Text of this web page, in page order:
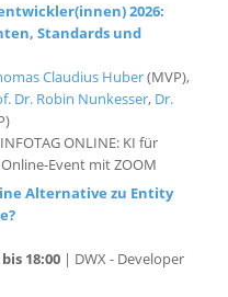
Claudius Huber
ONLINE: KI für
Event mit ZOOM
Alternative zu Entity
18:00
AI – Wenn Datenbank und